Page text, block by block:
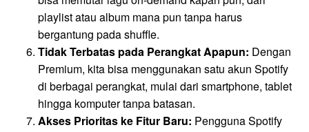
playlist atau album mana pun tanpa harus
bergantung pada shuffle.
Tidak Terbatas pada Perangkat Apapun: Dengan
Premium, kita bisa menggunakan satu akun Spotify
di berbagai perangkat, mulai dari smartphone, tablet
hingga komputer tanpa batasan.
Akses Prioritas ke Fitur Baru: Pengguna Spotify